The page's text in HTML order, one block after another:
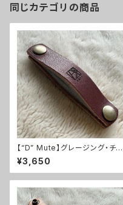
同じカテゴリの商品
【“D” Mute】グレージング・チョ
コレザー【ギター用ミュートベル
ト】
¥3,650